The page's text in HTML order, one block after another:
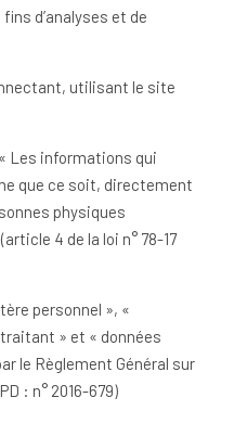
d’analyses et de
utilisant le site
« Les informations qui
physiques
personnel », «
» et « données
le Règlement Général sur
la Protection des Données (RGPD : n° 2016-679)